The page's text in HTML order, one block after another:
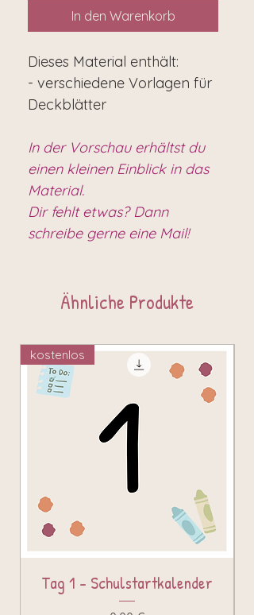
In den Warenkorb
Dieses Material enthält:
- verschiedene Vorlagen für
Deckblätter
In der Vorschau erhältst du
einen kleinen Einblick in das
Material.
Dir fehlt etwas? Dann
schreibe gerne eine Mail!
Ähnliche Produkte
kostenlos
Tag 1 - Schulstartkalender